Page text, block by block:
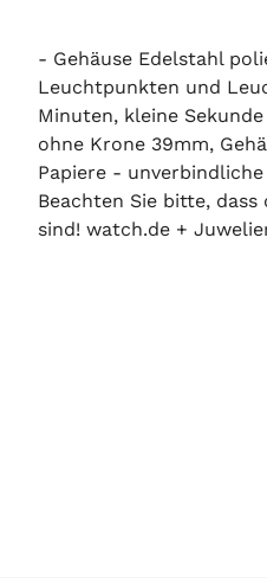
- Gehäuse Edelstahl
Leuchtpunkten und
Minuten, kleine
ohne Krone 39mm,
Papiere -
Beachten Sie bitte,
sind! watch.de +